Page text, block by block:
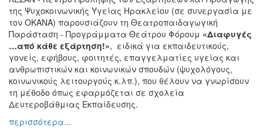
της Ψυχοκοινωνικής Υγείας Ηρακλείου (σε συνεργασία με
τον ΟΚΑΝΑ) παρουσιάζουν τη Θεατροπαιδαγωγική
Παράσταση - Προγράμματα Θεάτρου Φόρουμ «Διαφυγές
…από κάθε εξάρτηση!», ειδικά για εκπαιδευτικούς,
γονείς, εφήβους, φοιτητές, επαγγελματίες υγείας και
ανθρωπιστικών και κοινωνικών σπουδών (ψυχολόγους,
κοινωνικούς λειτουργούς κ.λπ.), που θέλουν να γνωρίσουν
τη μέθοδο όπως εφαρμόζεται σε σχολεία
Δευτεροβάθμιας Εκπαίδευσης.
περισσότερα...